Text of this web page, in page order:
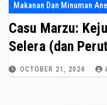
Makanan Dan Minuman
Casu Marzu:
Selera (dan
OCTOBER 21, 2024